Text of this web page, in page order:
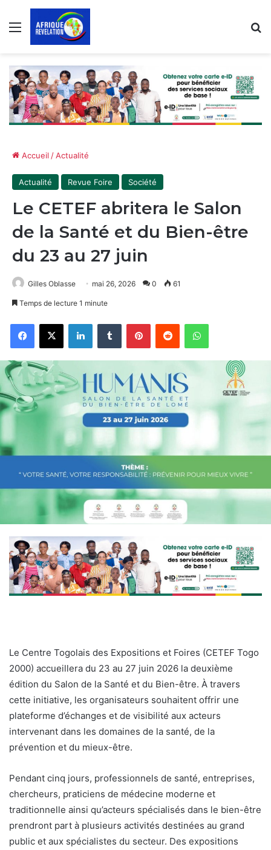
Menu
Accueil /Actualité
Actualité Revue Foire Société
Le CETEF abritera le Salon
de la Santé et du Bien-être
du 23 au 27 juin
Gilles Oblasse mai 26, 2026 0 61
Temps de lecture 1 minute
Facebook
X LinkedinTumblr PinterestReddit WhatsApp
Le Centre Togolais des Expositions et Foires (CETEF Togo
2000) accueillera du 23 au 27 juin 2026 la deuxième
édition du Salon de la Santé et du Bien-être. À travers
cette initiative, les organisateurs souhaitent offrir une
plateforme d’échanges et de visibilité aux acteurs
intervenant dans les domaines de la santé, de la
prévention et du mieux-être.
Pendant cinq jours, professionnels de santé, entreprises,
chercheurs, praticiens de médecine moderne et
traditionnelle ainsi qu’acteurs spécialisés dans le bien-être
prendront part à plusieurs activités destinées au grand
public et aux spécialistes du secteur. Des expositions